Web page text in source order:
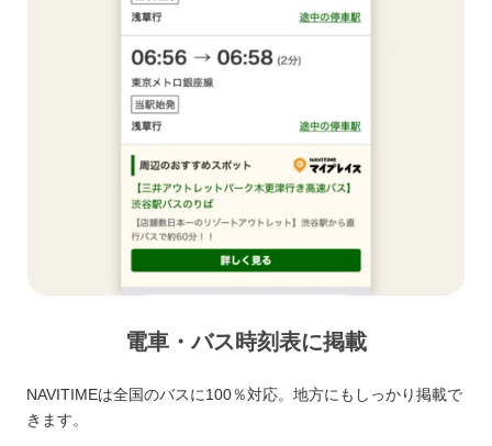
電車・バス時刻表に掲載
NAVITIMEは全国のバスに100％対応。地方にもしっかり掲載で
きます。